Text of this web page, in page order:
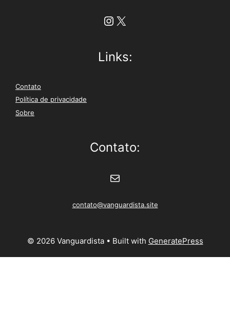
Instagram
X
Links:
Contato
Política de privacidade
Sobre
Contato:
E-mail
contato@vanguardista.site
© 2026 Vanguardista• Built with GeneratePress